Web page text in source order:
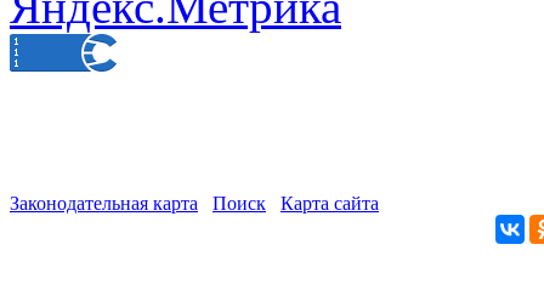
Законодательная карта Поиск Карта сайта